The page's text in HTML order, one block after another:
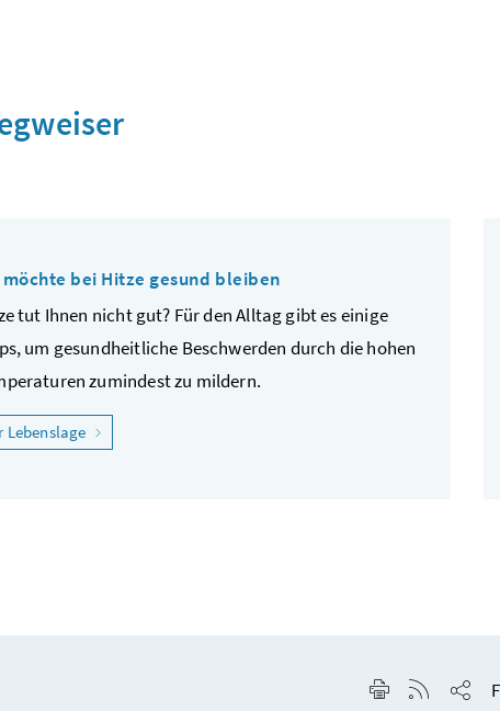
möchte bei Hitze gesund bleiben
tut Ihnen nicht gut? Für den Alltag gibt es einige
um gesundheitliche Beschwerden durch die hohen
zumindest zu mildern.
Lebenslage "Ich möchte bei Hitze gesund bleiben"
Seite drucken
RSS-